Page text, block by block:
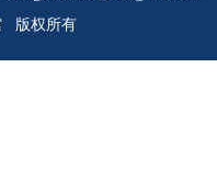
版权所有